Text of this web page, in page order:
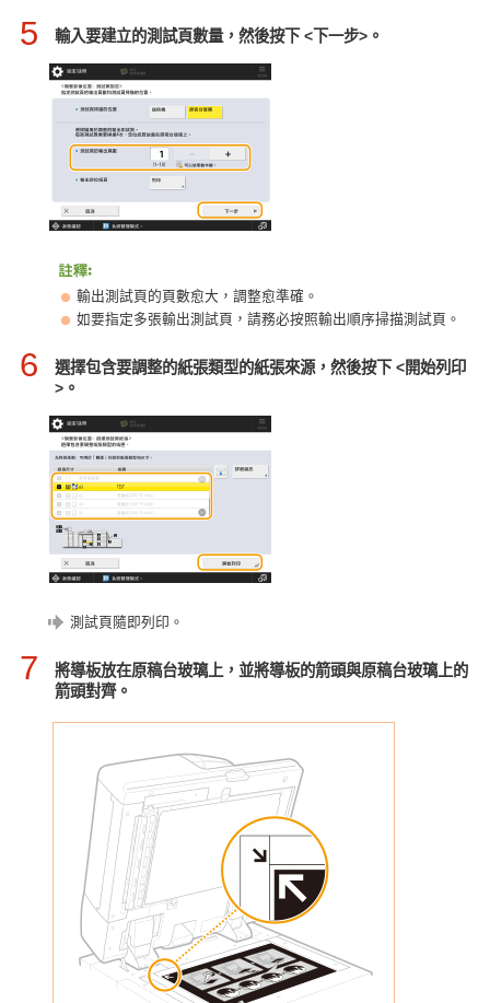
5 輸入要建立的測試頁數量，然後按下 <下一步>。
輸出測試頁的頁數愈大，調整愈準確。
如要指定多張輸出測試頁，請務必按照輸出順序掃描測試頁。
6
選擇包含要調整的紙張類型的紙張來源，然後按下 <開始列印
>。
測試頁隨即列印。
7
將導板放在原稿台玻璃上，並將導板的箭頭與原稿台玻璃上的
箭頭對齊。